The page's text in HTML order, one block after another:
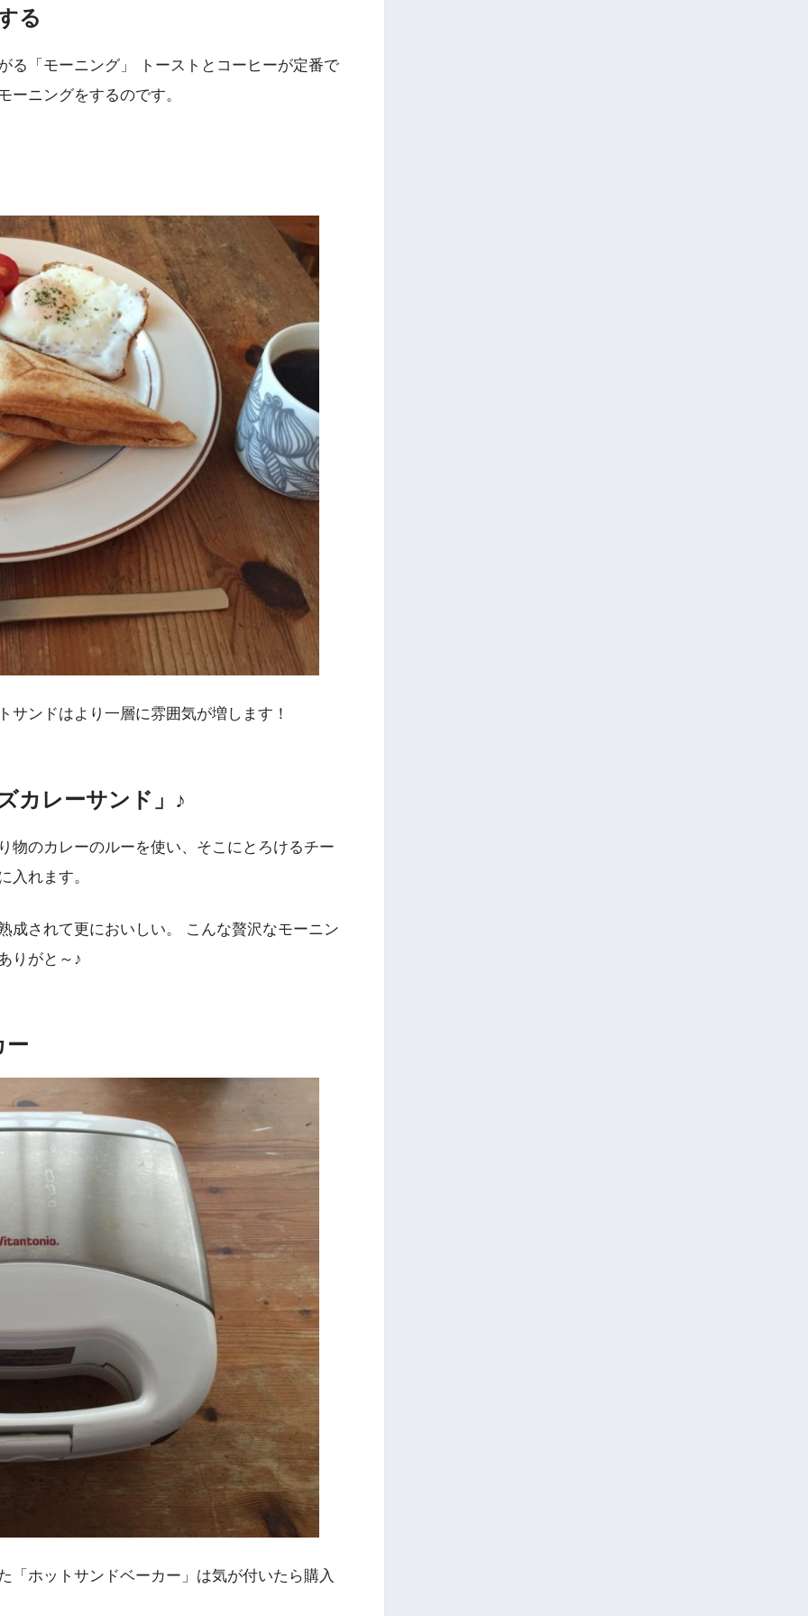
る
る「モーニング」 トーストとコーヒーが定番で
ーニングをするのです。
ンドはより一層に雰囲気が増します！
カレーサンド」♪
物のカレーのルーを使い、そこにとろけるチー
入れます。
成されて更においしい。 こんな贅沢なモーニン
りがと～♪
ー
「ホットサンドベーカー」は気が付いたら購入